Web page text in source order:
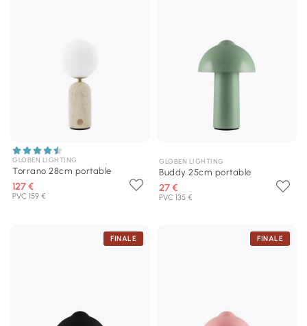
GLOBEN LIGHTING
Torrano 28cm portable
127 €
PVC 159 €
GLOBEN LIGHTING
Buddy 25cm portable
27 €
PVC 135 €
FINALE FINALE